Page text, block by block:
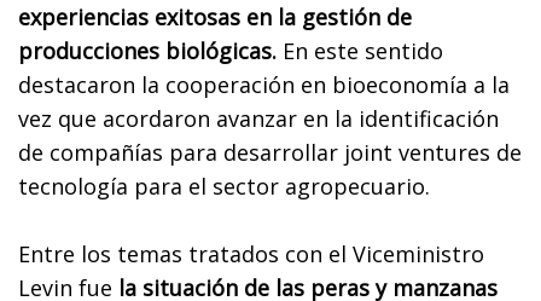
experiencias exitosas en la gestión de
producciones biológicas. En este sentido
destacaron la cooperación en bioeconomía a la
vez que acordaron avanzar en la identificación
de compañías para desarrollar joint ventures de
tecnología para el sector agropecuario.
Entre los temas tratados con el Viceministro
Levin fue la situación de las peras y manzanas